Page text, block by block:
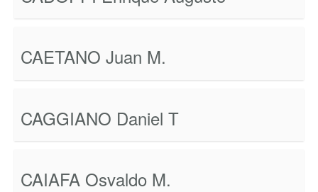
CAETANO Juan M.
CAGGIANO Daniel T
CAIAFA Osvaldo M.